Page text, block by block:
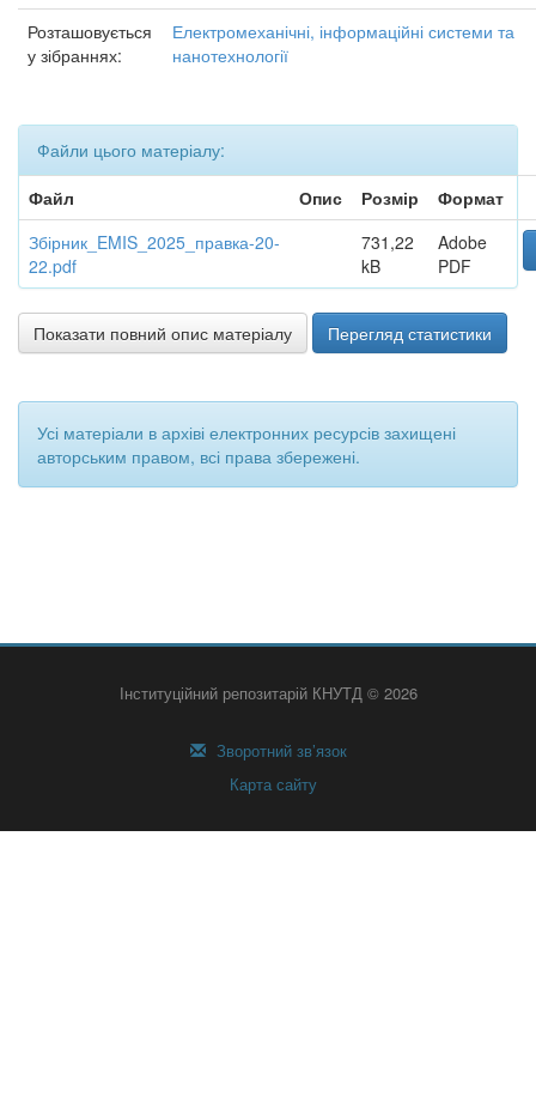
Розташовується
у зібраннях:
Електромеханічні, інформаційні системи та
нанотехнології
Файли цього матеріалу:
Файл
Опис Розмір
Формат
Збірник_EMIS_2025_правка-20-
22.pdf
731,22
kB
Adobe
PDF
Показати повний опис матеріалу Перегляд статистики
Усі матеріали в архіві електронних ресурсів захищені
авторським правом, всі права збережені.
Інституційний репозитарій КНУТД © 2026
Зворотний зв’язок
Карта сайту